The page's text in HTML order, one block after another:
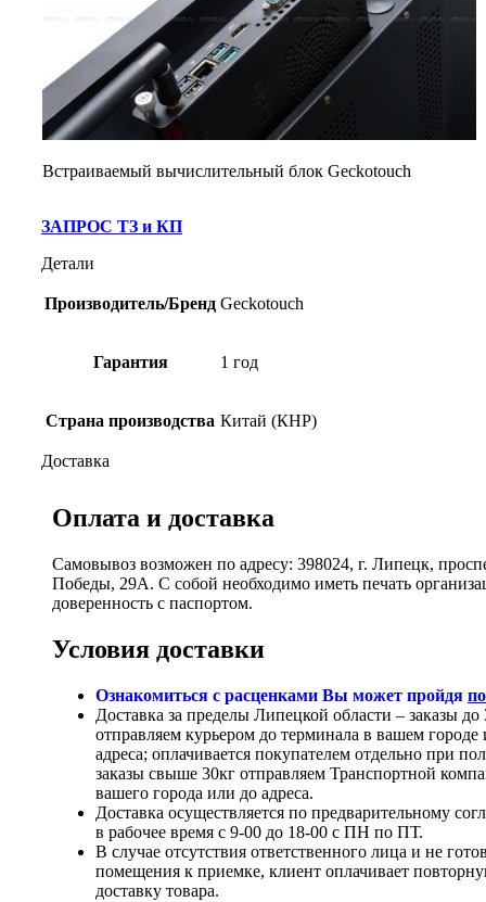
Встраиваемый вычислительный блок Geckotouch
ЗАПРОС ТЗ и КП
Детали
Производитель/Бренд Geckotouch
Гарантия 1 год
Страна производства Китай (КНР)
Доставка
Оплата и доставка
Самовывоз возможен по адресу: 398024, г. Липецк,
Победы, 29А. С собой необходимо иметь печать
доверенность с паспортом.
Условия доставки
Ознакомиться с расценками Вы может пройдя
Доставка за пределы Липецкой области – заказы до
отправляем курьером до терминала в вашем городе
адреса; оплачивается покупателем отдельно при
заказы свыше 30кг отправляем Транспортной
вашего города или до адреса.
Доставка осуществляется по предварительному
в рабочее время с 9-00 до 18-00 с ПН по ПТ.
В случае отсутствия ответственного лица и не
помещения к приемке, клиент оплачивает
доставку товара.